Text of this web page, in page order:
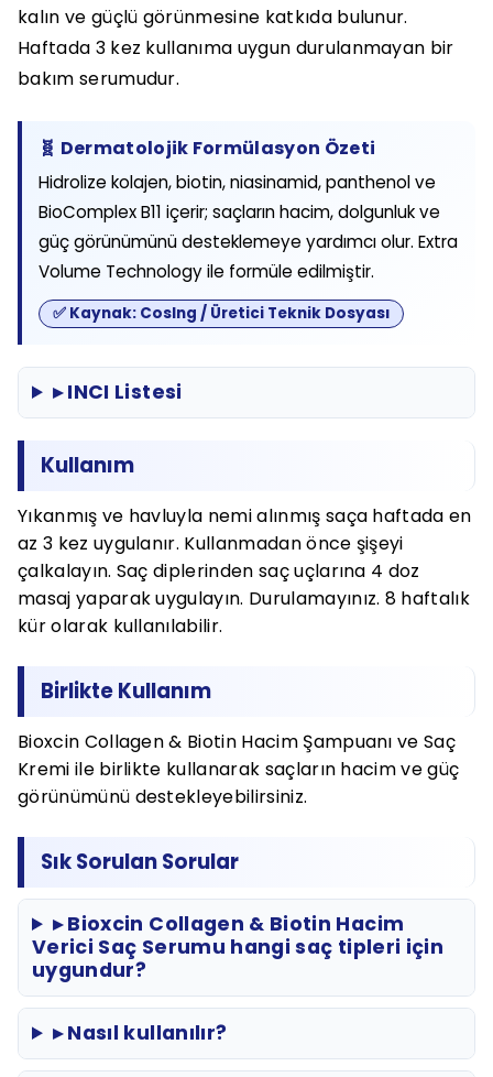
kalın ve güçlü görünmesine katkıda bulunur.
Haftada 3 kez kullanıma uygun durulanmayan bir
bakım serumudur.
🧬 Dermatolojik Formülasyon Özeti
Hidrolize kolajen, biotin, niasinamid, panthenol ve
BioComplex B11 içerir; saçların hacim, dolgunluk ve
güç görünümünü desteklemeye yardımcı olur. Extra
Volume Technology ile formüle edilmiştir.
✅ Kaynak: CosIng / Üretici Teknik Dosyası
▸ INCI Listesi
Kullanım
Yıkanmış ve havluyla nemi alınmış saça haftada en
az 3 kez uygulanır. Kullanmadan önce şişeyi
çalkalayın. Saç diplerinden saç uçlarına 4 doz
masaj yaparak uygulayın. Durulamayınız. 8 haftalık
kür olarak kullanılabilir.
Birlikte Kullanım
Bioxcin Collagen & Biotin Hacim Şampuanı ve Saç
Kremi ile birlikte kullanarak saçların hacim ve güç
görünümünü destekleyebilirsiniz.
Sık Sorulan Sorular
▸ Bioxcin Collagen & Biotin Hacim
Verici Saç Serumu hangi saç tipleri için
uygundur?
▸ Nasıl kullanılır?